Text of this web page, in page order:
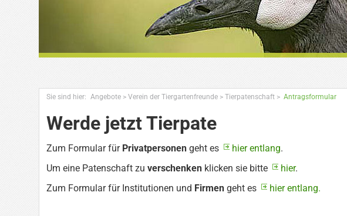
Sie sind hier: Angebote > Verein der Tiergartenfreunde > Tierpatenschaft > Antragsformular
Werde jetzt Tierpate
Zum Formular für Privatpersonen geht es hier entlang.
Um eine Patenschaft zu verschenken klicken sie bitte hier.
Zum Formular für Institutionen und Firmen geht es hier entlang.